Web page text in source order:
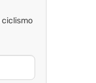
ciclismo